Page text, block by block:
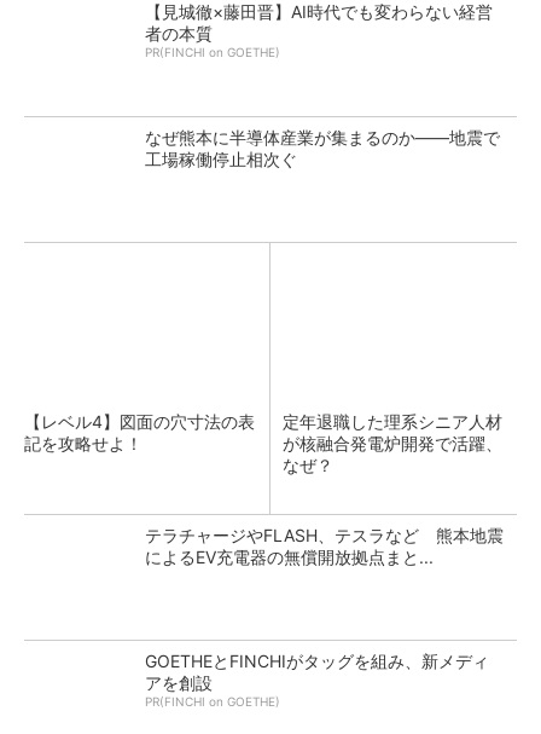
【見城徹×藤田晋】AI時代でも変わらない経営
者の本質
PR(FINCHI on GOETHE)
なぜ熊本に半導体産業が集まるのか――地震で
工場稼働停止相次ぐ
【レベル4】図面の穴寸法の表
記を攻略せよ！
定年退職した理系シニア人材
が核融合発電炉開発で活躍、
なぜ？
テラチャージやFLASH、テスラなど 熊本地震
によるEV充電器の無償開放拠点まと...
GOETHEとFINCHIがタッグを組み、新メディ
アを創設
PR(FINCHI on GOETHE)